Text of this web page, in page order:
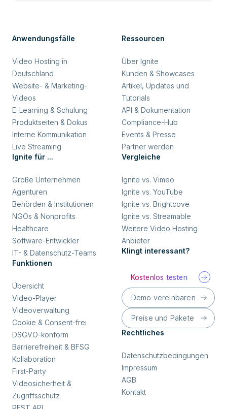
Anwendungsfälle
Video Hosting in
Deutschland
Website- & Marketing-
Videos
E-Learning & Schulung
Produktseiten & Dokus
Interne Kommunikation
Live Streaming
Ignite für ...
Große Unternehmen
Agenturen
Behörden & Institutionen
NGOs & Nonprofits
Healthcare
Software-Entwickler
IT- & Datenschutz-Teams
Funktionen
Übersicht
Video-Player
Videoverwaltung
Cookie & Consent-frei
DSGVO-konform
Barrierefreiheit & BFSG
Kollaboration
First-Party
Videosicherheit &
Zugriffsschutz
Ressourcen
Über Ignite
Kunden & Showcases
Artikel, Updates und
Tutorials
API & Dokumentation
Compliance-Hub
Events & Presse
Partner werden
Vergleiche
Ignite vs. Vimeo
Ignite vs. YouTube
Ignite vs. Brightcove
Ignite vs. Streamable
Weitere Video Hosting
Anbieter
Klingt interessant?
Kostenlos testen
Demo vereinbaren
Preise und Pakete
Rechtliches
Datenschutzbedingungen
Impressum
AGB
Kontakt